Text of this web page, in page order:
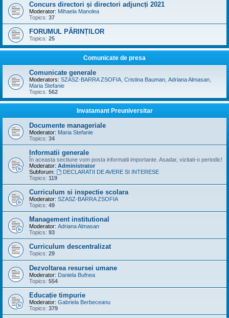
Concurs directori și directori adjuncți 2021
Moderator: Mihaela Manolea
Topics: 37
FORUMUL PĂRINȚILOR
Topics: 25
Comunicate de presa
Comunicate generale
Moderators: SZASZ-BARRA ZSOFIA Cristina Bauman Adriana Almasan
Maria Stefanie
Topics: 562
Invatamant Preuniversitar
Documente manageriale
Moderator: Maria Stefanie
Topics: 34
Informatii generale
În aceasta sectiune vom posta informatii importante. Asadar, vizitati-o periodic!
Moderator: Administrator
Subforum:
DECLARATII DE AVERE SI INTERESE
Topics: 119
Curriculum si inspectie scolara
Moderator: SZASZ-BARRA ZSOFIA
Topics: 49
Management institutional
Moderator: Adriana Almasan
Topics: 93
Curriculum descentralizat
Topics: 29
Dezvoltarea resursei umane
Moderator: Daniela Bufnea
Topics: 554
Educație timpurie
Moderator: Gabriela Berbeceanu
Topics: 379